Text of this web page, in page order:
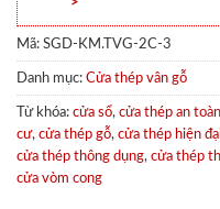
Mã: SGD-KM.TVG-2C-3
Danh mục: Cửa thép vân gỗ
Từ khóa: cửa sổ, cửa thép an toàn
cư, cửa thép gỗ, cửa thép hiện
cửa thép thông dụng, cửa thép
cửa vòm cong